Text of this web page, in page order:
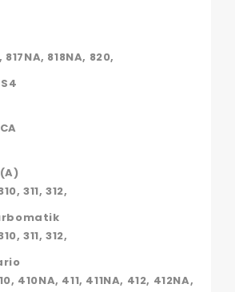
817NA, 818NA, 820,
311, 312,
311, 312,
410NA, 411, 411NA, 412, 412NA,